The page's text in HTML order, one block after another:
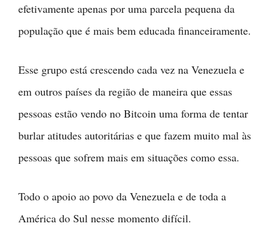
efetivamente apenas por uma parcela pequena da
população que é mais bem educada financeiramente.
Esse grupo está crescendo cada vez na Venezuela e
em outros países da região de maneira que essas
pessoas estão vendo no Bitcoin uma forma de tentar
burlar atitudes autoritárias e que fazem muito mal às
pessoas que sofrem mais em situações como essa.
Todo o apoio ao povo da Venezuela e de toda a
América do Sul nesse momento difícil.